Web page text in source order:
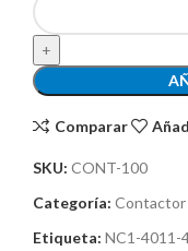
Comparar
SKU: CONT-100
Categoría: Contactor
Etiqueta: NC1-4011-